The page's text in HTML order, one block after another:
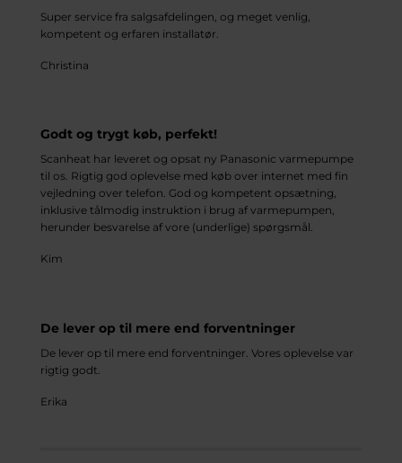
Super service fra salgsafdelingen, og meget venlig,
kompetent og erfaren installatør.
Christina
Godt og trygt køb, perfekt!
Scanheat har leveret og opsat ny Panasonic varmepumpe
til os. Rigtig god oplevelse med køb over internet med fin
vejledning over telefon. God og kompetent opsætning,
inklusive tålmodig instruktion i brug af varmepumpen,
herunder besvarelse af vore (underlige) spørgsmål.
Kim
De lever op til mere end forventninger
De lever op til mere end forventninger. Vores oplevelse var
rigtig godt.
Erika